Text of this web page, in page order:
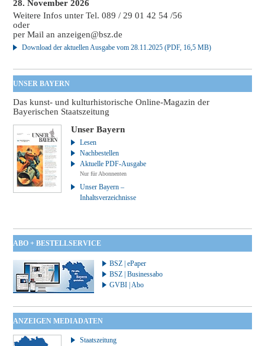
28. November 2026
Weitere Infos unter Tel. 089 / 29 01 42 54 /56
oder
per Mail ananzeigen@bsz.de
Download der aktuellen Ausgabe vom 28.11.2025 (PDF, 16,5 MB)
UNSER BAYERN
Das kunst- und kulturhistorische Online-Magazin der
Bayerischen Staatszeitung
Unser Bayern
Lesen
Nachbestellen
Aktuelle PDF-Ausgabe
Nur für Abonnenten
Unser Bayern –
Inhaltsverzeichnisse
ABO + BESTELLSERVICE
BSZ | ePaper
BSZ | Businessabo
GVBI | Abo
ANZEIGEN MEDIADATEN
Staatszeitung